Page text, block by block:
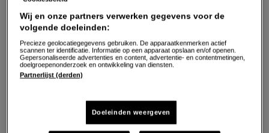
Wij en onze partners verwerken gegevens voor de
volgende doeleinden:
Precieze geolocatiegegevens gebruiken. De apparaatkenmerken actief
scannen ter identificatie. Informatie op een apparaat opslaan en/of openen.
Gepersonaliseerde advertenties en content, advertentie- en contentmetingen,
doelgroepenonderzoek en ontwikkeling van diensten.
Partnerlijst (derden)
Doeleinden weergeven